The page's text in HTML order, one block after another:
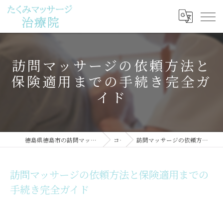
訪問マッサージの依頼方法と
保険適用までの手続き完全ガ
イド
徳島県徳島市の訪問マッサージならたくみマッサージ治療院 コラム 訪問マッサージの依頼方法と保険適用までの手続き完全ガイド
訪問マッサージの依頼方法と保険適用までの
手続き完全ガイド